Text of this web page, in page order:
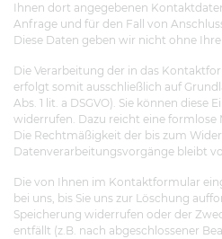
Ihnen dort angegebenen
Anfrage und für den Fall von
Diese Daten geben wir nicht ohne
Die Verarbeitung der in das
erfolgt somit ausschließlich auf
Abs. 1 lit. a DSGVO). Sie können diese
widerrufen. Dazu reicht eine formlose
Die Rechtmäßigkeit der bis zum
Datenverarbeitungsvorgänge bleibt
Die von Ihnen im Kontaktformular
bei uns, bis Sie uns zur Löschung
Speicherung widerrufen oder der
entfällt (z.B. nach abgeschlossener